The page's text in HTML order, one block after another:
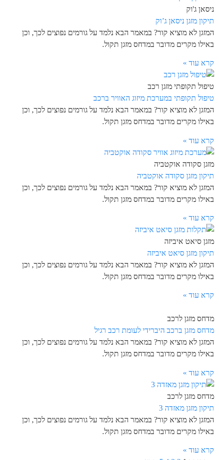
ניסאן ג'וק
תיקון מזגן ניסאן ג’וק
המזגן לא מוציא קור? במאמר הבא נלמד על גורמים נפוצים לכך, וכן
באילו מקרים מדובר במדחס מזגן תקול.
קרא עוד »
טיפול תקופתי מזגן רכב
טיפול תקופתי במערכת מיזוג האוויר ברכב
המזגן לא מוציא קור? במאמר הבא נלמד על גורמים נפוצים לכך, וכן
באילו מקרים מדובר במדחס מזגן תקול.
קרא עוד »
מזגן סקודה אוקטביה
תיקון מזגן סקודה אוקטביה
המזגן לא מוציא קור? במאמר הבא נלמד על גורמים נפוצים לכך, וכן
באילו מקרים מדובר במדחס מזגן תקול.
קרא עוד »
מזגן סיאט איביזה
תיקון מזגן סיאט איביזה
המזגן לא מוציא קור? במאמר הבא נלמד על גורמים נפוצים לכך, וכן
באילו מקרים מדובר במדחס מזגן תקול.
קרא עוד »
מדחס מזגן לרכב
מדחס מזגן ברכב היברידי לעומת רכב רגיל
המזגן לא מוציא קור? במאמר הבא נלמד על גורמים נפוצים לכך, וכן
באילו מקרים מדובר במדחס מזגן תקול.
קרא עוד »
מדחס מזגן לרכב
תיקון מזגן מאזדה 3
המזגן לא מוציא קור? במאמר הבא נלמד על גורמים נפוצים לכך, וכן
באילו מקרים מדובר במדחס מזגן תקול.
קרא עוד »